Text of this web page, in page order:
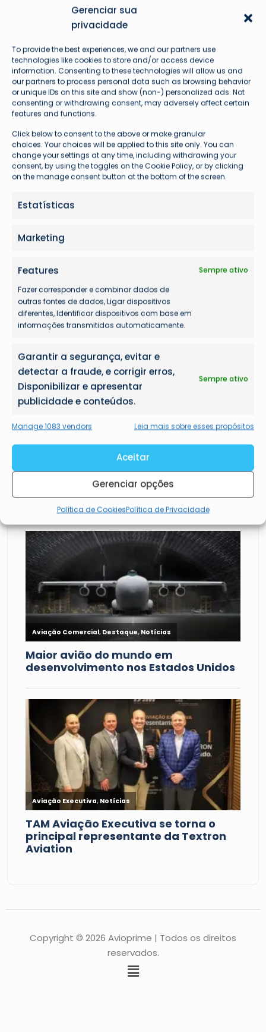
Gerenciar sua
privacidade
To provide the best experiences, we and our partners use
technologies like cookies to store and/or access device
information. Consenting to these technologies will allow us and
our partners to process personal data such as browsing behavior
or unique IDs on this site and show (non-) personalized ads. Not
consenting or withdrawing consent, may adversely affect certain
features and functions.
Click below to consent to the above or make granular
choices. Your choices will be applied to this site only. You can
change your settings at any time, including withdrawing your
consent, by using the toggles on the Cookie Policy, or by clicking
on the manage consent button at the bottom of the screen.
Estatísticas
Marketing
Features
Sempre ativo
Fazer corresponder e combinar dados de
outras fontes de dados, Ligar dispositivos
diferentes, Identificar dispositivos com base em
informações transmitidas automaticamente.
Garantir a segurança, evitar e
detectar a fraude, e corrigir erros,
Disponibilizar e apresentar
publicidade e conteúdos.
Sempre ativo
Manage 1083 vendors Leia mais sobre esses propósitos
Aceitar
Gerenciar opções
Política de CookiesPolítica de Privacidade
Mais lidas
Copyright © 2026 Avioprime | Todos os direitos
reservados.